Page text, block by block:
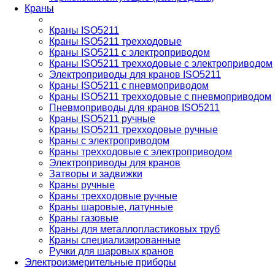
Краны
Краны ISO5211
Краны ISO5211 трехходовые
Краны ISO5211 с электроприводом
Краны ISO5211 трехходовые с электроприводом
Электроприводы для кранов ISO5211
Краны ISO5211 с пневмоприводом
Краны ISO5211 трехходовые с пневмоприводом
Пневмоприводы для кранов ISO5211
Краны ISO5211 ручные
Краны ISO5211 трехходовые ручные
Краны с электроприводом
Краны трехходовые с электроприводом
Электроприводы для кранов
Затворы и задвижки
Краны ручные
Краны трехходовые ручные
Краны шаровые, латунные
Краны газовые
Краны для металлопластиковых труб
Краны специализированные
Ручки для шаровых кранов
Электроизмерительные приборы